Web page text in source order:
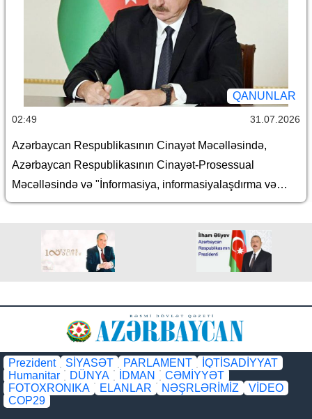
haqqında” Azərbaycan Respublikasının qanunlarında
dəyişiklik edilməsi barədə
QANUNLAR
02:49 31.07.2026
Azərbaycan Respublikasının Cinayət Məcəlləsində,
Azərbaycan Respublikasının Cinayət-Prosessual
Məcəlləsində və "İnformasiya, informasiyalaşdırma və
informasiyanın mühafizəsi haqqında" Azərbaycan
Prezident SİYASƏT PARLAMENT
İQTİSADİYYAT
Humanitar
DÜNYA İDMAN
CƏMİYYƏT
FOTOXRONIKA
ELANLAR NƏŞRLƏRİMİZ
VİDEO
COP29